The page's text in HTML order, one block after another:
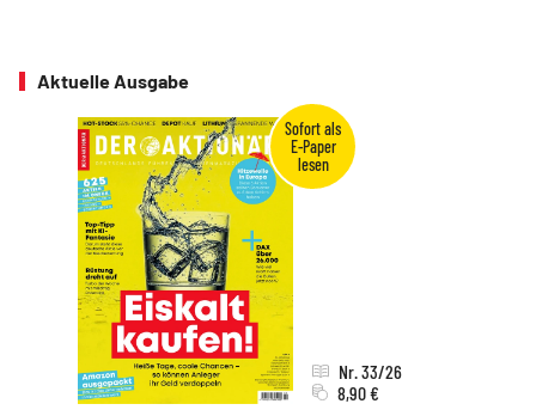
Aktuelle Ausgabe
Nr. 33/26
8,90 €